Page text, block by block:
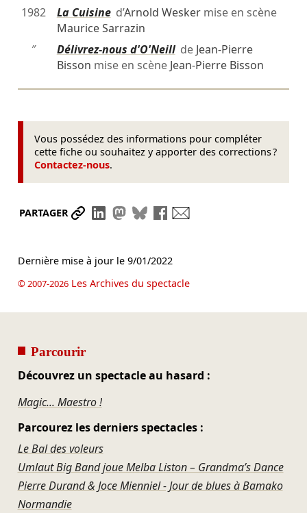
1982
La Cuisined’Arnold Weskermise en scène
Maurice Sarrazin
″
Délivrez-nous d'O'Neillde Jean-Pierre
Bisson mise en scène Jean-Pierre Bisson
Vous possédez des informations pour compléter
cette fiche ou souhaitez y apporter des corrections ?
Contactez-nous.
PARTAGER Partager le lien
Partager sur LinkedIn
Partager sur Mastodon
Partager sur Bluesky
Partager sur Facebook
Dernière mise à jour le 9/01/2022
© 2007-2026Les Archives du spectacle
Parcourir
Découvrez un spectacle au hasard :
Magic... Maestro !
Parcourez les derniers spectacles :
Le Bal des voleurs
Umlaut Big Band joue Melba Liston – Grandma’s Dance
Pierre Durand & Joce Mienniel - Jour de blues à Bamako
Normandie